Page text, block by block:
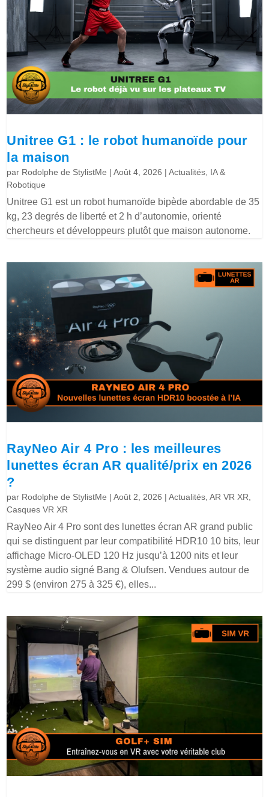
Unitree G1 : le robot humanoïde pour
la maison
par Rodolphe de StylistMe |Août 4, 2026 |Actualités, IA &
Robotique
Unitree G1 est un robot humanoïde bipède abordable de 35
kg, 23 degrés de liberté et 2 h d’autonomie, orienté
chercheurs et développeurs plutôt que maison autonome.
RayNeo Air 4 Pro : les meilleures
lunettes écran AR qualité/prix en 2026
?
par Rodolphe de StylistMe |Août 2, 2026 |Actualités,AR VR XR,
Casques VR XR
RayNeo Air 4 Pro sont des lunettes écran AR grand public
qui se distinguent par leur compatibilité HDR10 10 bits, leur
affichage Micro-OLED 120 Hz jusqu’à 1200 nits et leur
système audio signé Bang & Olufsen. Vendues autour de
299 $ (environ 275 à 325 €), elles...